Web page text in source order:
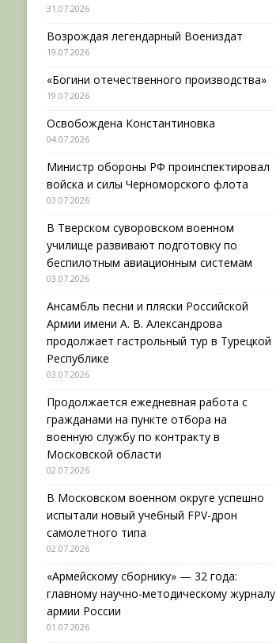
31.07.2026
Возрождая легендарный Воениздат
19.07.2026
«Богини отечественного производства»
19.07.2026
Освобождена Константиновка
04.07.2026
Министр обороны РФ проинспектировал
войска и силы Черноморского флота
03.07.2026
В Тверском суворовском военном
училище развивают подготовку по
беспилотным авиационным системам
03.07.2026
Ансамбль песни и пляски Российской
Армии имени А. В. Александрова
продолжает гастрольный тур в Турецкой
Республике
03.07.2026
Продолжается ежедневная работа с
гражданами на пункте отбора на
военную службу по контракту в
Московской области
02.07.2026
В Московском военном округе успешно
испытали новый учебный FPV-дрон
самолетного типа
02.07.2026
«Армейскому сборнику» — 32 года:
главному научно-методическому журналу
армии России
01.07.2026